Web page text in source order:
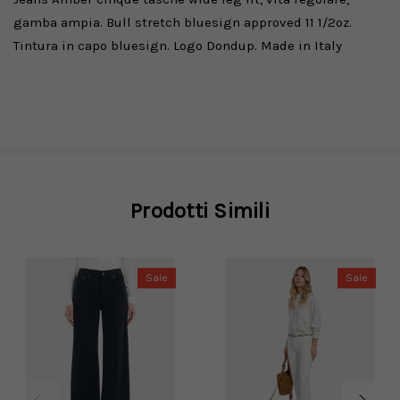
gamba ampia. Bull stretch bluesign approved 11 1/2oz.
Tintura in capo bluesign. Logo Dondup. Made in Italy
Prodotti Simili
Sale Sale